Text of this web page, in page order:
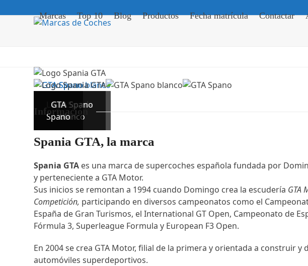
to
Marcas Top 10 Blog Productos Fecha matrícula Contactar
Logo Spania
GTA
GTA Spano
blanco
GTA
Spano
Información
Spania GTA, la marca
Spania GTA es una marca de supercoches española fundada por
y perteneciente a GTA Motor.
Sus inicios se remontan a 1994 cuando Domingo crea la escudería GTA
Competición, participando en diversos campeonatos como el
España de Gran Turismos, el International GT Open, Campeonato de
Fórmula 3, Superleague Formula y European F3 Open.
En 2004 se crea GTA Motor, filial de la primera y orientada a construir y
automóviles superdeportivos.